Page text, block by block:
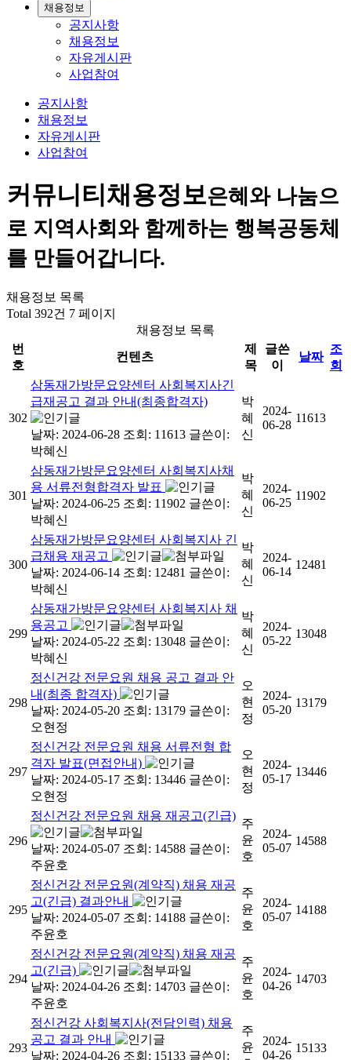
채용정보
공지사항
채용정보
자유게시판
사업참여
공지사항
채용정보
자유게시판
사업참여
커뮤니티채용정보은혜와 나눔으
로 지역사회와 함께하는 행복공동체
를 만들어갑니다.
채용정보 목록
Total 392건 7 페이지
채용정보 목록
번
호
컨텐츠
제
목
글쓴
이
날짜
조
회
302
삼동재가방문요양센터 사회복지사긴
급재공고 결과 안내(최종합격자)
날짜: 2024-06-28 조회: 11613 글쓴이:
박혜신
박
혜
신
2024-
06-28
11613
301
삼동재가방문요양센터 사회복지사채
용 서류전형합격자 발표
날짜: 2024-06-25 조회: 11902 글쓴이:
박혜신
박
혜
신
2024-
06-25
11902
300
삼동재가방문요양센터 사회복지사 긴
급채용 재공고
날짜: 2024-06-14 조회: 12481 글쓴이:
박혜신
박
혜
신
2024-
06-14
12481
299
삼동재가방문요양센터 사회복지사 채
용공고
날짜: 2024-05-22 조회: 13048 글쓴이:
박혜신
박
혜
신
2024-
05-22
13048
298
정신건강 전문요원 채용 공고 결과 안
내(최종 합격자)
날짜: 2024-05-20 조회: 13179 글쓴이:
오현정
오
현
정
2024-
05-20
13179
297
정신건강 전문요원 채용 서류전형 합
격자 발표(면접안내)
날짜: 2024-05-17 조회: 13446 글쓴이:
오현정
오
현
정
2024-
05-17
13446
296
정신건강 전문요원 채용 재공고(긴급)
날짜: 2024-05-07 조회: 14588 글쓴이:
주윤호
주
윤
호
2024-
05-07
14588
295
정신건강 전문요원(계약직) 채용 재공
고(긴급) 결과안내
날짜: 2024-05-07 조회: 14188 글쓴이:
주윤호
주
윤
호
2024-
05-07
14188
294
정신건강 전문요원(계약직) 채용 재공
고(긴급)
날짜: 2024-04-26 조회: 14703 글쓴이:
주윤호
주
윤
호
2024-
04-26
14703
293
정신건강 사회복지사(전담인력) 채용
공고 결과 안내
날짜: 2024-04-26 조회: 15133 글쓴이:
주
윤
2024-
04-26
15133